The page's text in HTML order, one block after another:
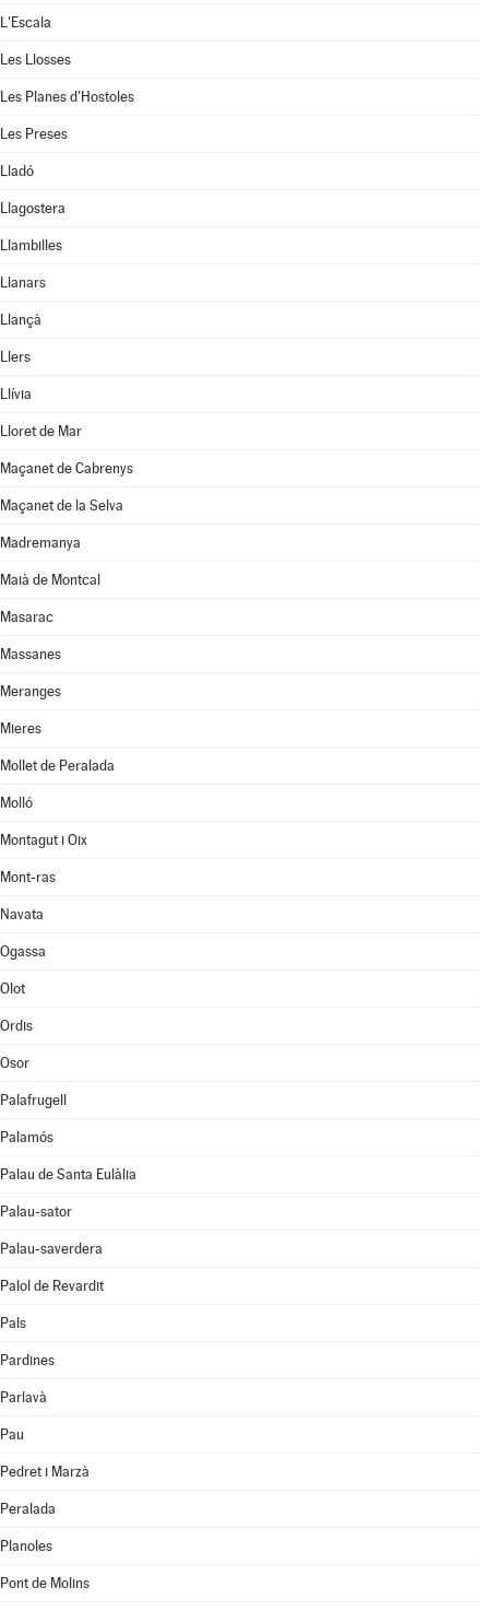
L'Escala
Les Llosses
Les Planes d'Hostoles
Les Preses
Lladó
Llagostera
Llambilles
Llanars
Llançà
Llers
Llívia
Lloret de Mar
Maçanet de Cabrenys
Maçanet de la Selva
Madremanya
Maià de Montcal
Masarac
Massanes
Meranges
Mieres
Mollet de Peralada
Molló
Montagut i Oix
Mont-ras
Navata
Ogassa
Olot
Ordis
Osor
Palafrugell
Palamós
Palau de Santa Eulàlia
Palau-sator
Palau-saverdera
Palol de Revardit
Pals
Pardines
Parlavà
Pau
Pedret i Marzà
Peralada
Planoles
Pont de Molins